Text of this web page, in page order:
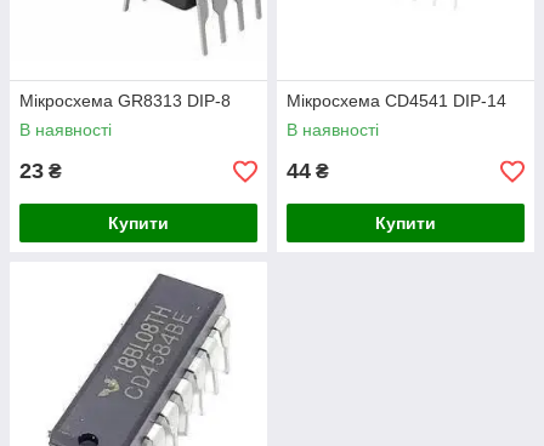
Мікросхема GR8313 DIP-8
В наявності
23 ₴
Купити
Мікросхема СD4541 DIP-14
В наявності
44 ₴
Купити